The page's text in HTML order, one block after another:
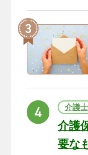
介護
介護
要な